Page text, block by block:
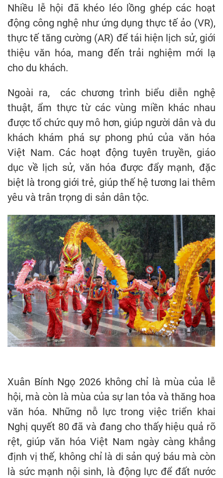
Nhiều lễ hội đã khéo léo lồng ghép các hoạt
động công nghệ như ứng dụng thực tế ảo (VR),
thực tế tăng cường (AR) để tái hiện lịch sử, giới
thiệu văn hóa, mang đến trải nghiệm mới lạ
cho du khách.
Ngoài ra, các chương trình biểu diễn nghệ
thuật, ẩm thực từ các vùng miền khác nhau
được tổ chức quy mô hơn, giúp người dân và du
khách khám phá sự phong phú của văn hóa
Việt Nam. Các hoạt động tuyên truyền, giáo
dục về lịch sử, văn hóa được đẩy mạnh, đặc
biệt là trong giới trẻ, giúp thế hệ tương lai thêm
yêu và trân trọng di sản dân tộc.
Xuân Bính Ngọ 2026 không chỉ là mùa của lễ
hội, mà còn là mùa của sự lan tỏa và thăng hoa
văn hóa. Những nỗ lực trong việc triển khai
Nghị quyết 80 đã và đang cho thấy hiệu quả rõ
rệt, giúp văn hóa Việt Nam ngày càng khẳng
định vị thế, không chỉ là di sản quý báu mà còn
là sức mạnh nội sinh, là động lực để đất nước